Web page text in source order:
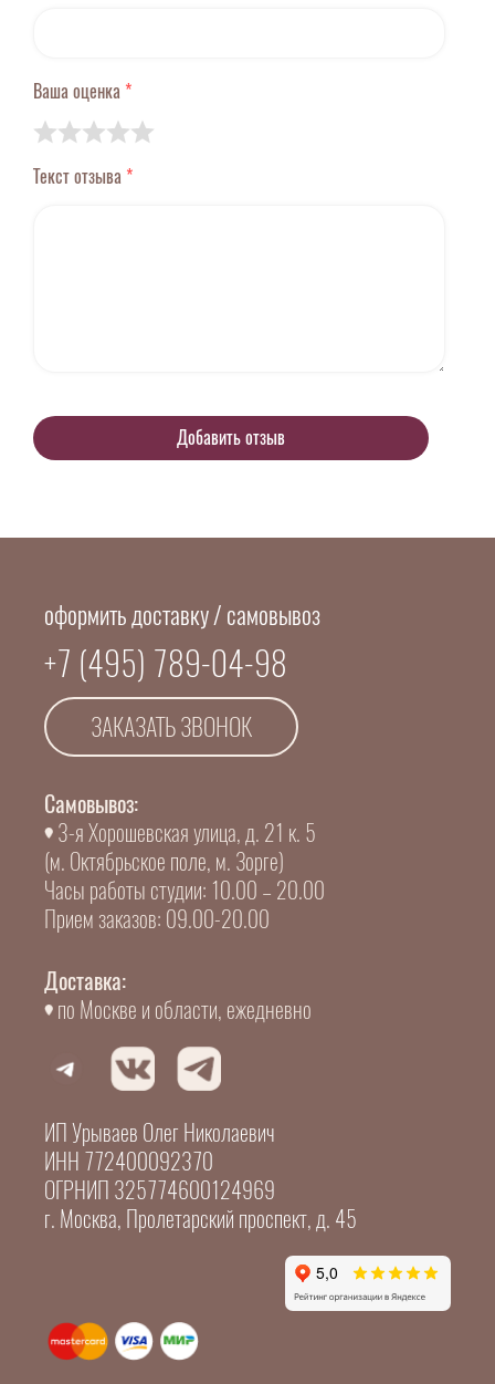
Ваша оценка *
Текст отзыва *
оформить доставку / самовывоз
+7 (495) 789-04-98
ЗАКАЗАТЬ ЗВОНОК
Самовывоз:
3-я Хорошевская улица, д. 21 к. 5
(м. Октябрьское поле, м. Зорге)
Часы работы студии: 10.00 – 20.00
Прием заказов: 09.00-20.00
Доставка:
по Москве и области, ежедневно
ИП Урываев Олег Николаевич
ИНН 772400092370
ОГРНИП 325774600124969
г. Москва, Пролетарский проспект, д. 45